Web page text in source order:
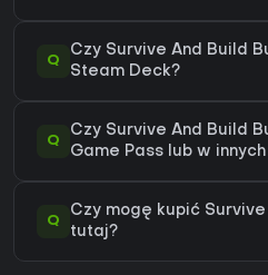
Q
Czy Survive And Build
Steam Deck?
Q
Czy Survive And Build
Game Pass lub w
Q
Czy mogę kupić
tutaj?